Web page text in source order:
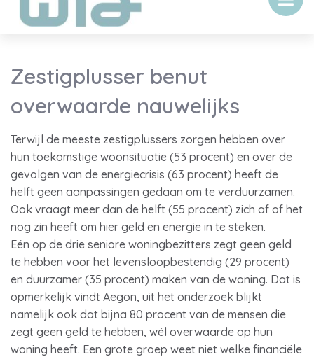
Zestigplusser benut
overwaarde nauwelijks
Terwijl de meeste zestigplussers zorgen hebben over
hun toekomstige woonsituatie (53 procent) en over de
gevolgen van de energiecrisis (63 procent) heeft de
helft geen aanpassingen gedaan om te verduurzamen.
Ook vraagt meer dan de helft (55 procent) zich af of het
nog zin heeft om hier geld en energie in te steken.
Eén op de drie seniore woningbezitters zegt geen geld
te hebben voor het levensloopbestendig (29 procent)
en duurzamer (35 procent) maken van de woning. Dat is
opmerkelijk vindt Aegon, uit het onderzoek blijkt
namelijk ook dat bijna 80 procent van de mensen die
zegt geen geld te hebben, wél overwaarde op hun
woning heeft. Een grote groep weet niet welke financiële